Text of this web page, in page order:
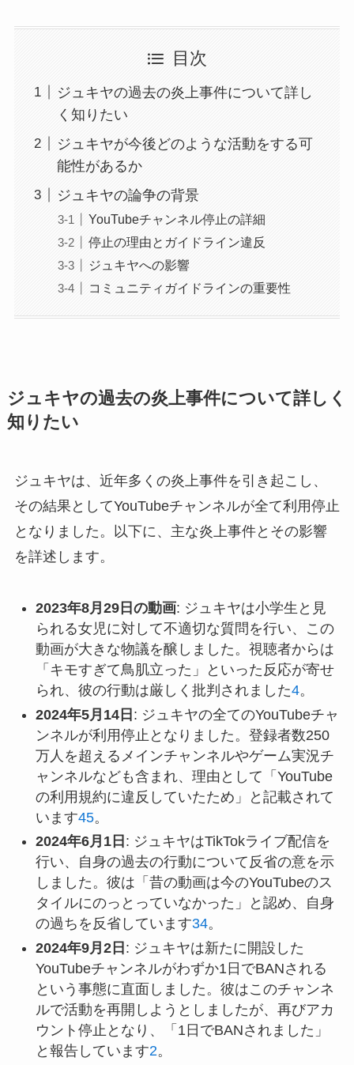
目次
ジュキヤの過去の炎上事件について詳し
く知りたい
ジュキヤが今後どのような活動をする可
能性があるか
ジュキヤの論争の背景
YouTubeチャンネル停止の詳細
停止の理由とガイドライン違反
ジュキヤへの影響
コミュニティガイドラインの重要性
ジュキヤの過去の炎上事件について詳しく
知りたい
ジュキヤは、近年多くの炎上事件を引き起こし、
その結果としてYouTubeチャンネルが全て利用停止
となりました。以下に、主な炎上事件とその影響
を詳述します。
2023年8月29日の動画: ジュキヤは小学生と見
られる女児に対して不適切な質問を行い、この
動画が大きな物議を醸しました。視聴者からは
「キモすぎて鳥肌立った」といった反応が寄せ
られ、彼の行動は厳しく批判されました4。
2024年5月14日 : ジュキヤの全てのYouTubeチャ
ンネルが利用停止となりました。登録者数250
万人を超えるメインチャンネルやゲーム実況チ
ャンネルなども含まれ、理由として「YouTube
の利用規約に違反していたため」と記載されて
います45。
2024年6月1日 : ジュキヤはTikTokライブ配信を
行い、自身の過去の行動について反省の意を示
しました。彼は「昔の動画は今のYouTubeのス
タイルにのっとっていなかった」と認め、自身
の過ちを反省しています34。
2024年9月2日 : ジュキヤは新たに開設した
YouTubeチャンネルがわずか1日でBANされる
という事態に直面しました。彼はこのチャンネ
ルで活動を再開しようとしましたが、再びアカ
ウント停止となり、「1日でBANされました」
と報告しています2。